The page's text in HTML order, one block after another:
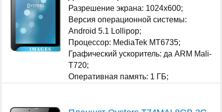
Разрешение экрана: 1024x600;
Версия операционной системы:
Android 5.1 Lollipop;
Процессор: MediaTek MT6735;
Графический ускоритель: да ARM Mali-
T720;
Оперативная память: 1 ГБ;